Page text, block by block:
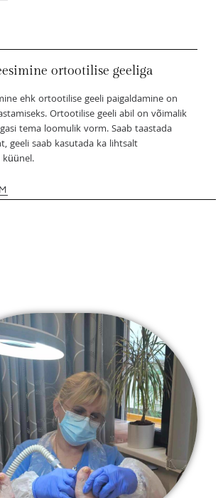
ortootilise geeliga
ehk ortootilise geeli paigaldamine on
Ortootilise geeli abil on võimalik
tema loomulik vorm. Saab taastada
geeli saab kasutada ka lihtsalt